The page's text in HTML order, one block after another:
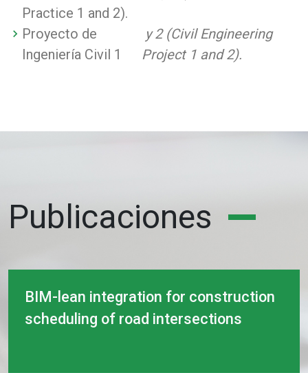
Practice 1 and 2).
Proyecto de
Ingeniería Civil 1
y 2 (Civil Engineering
Project 1 and 2).
Publicaciones
BIM-lean integration for construction
scheduling of road intersections